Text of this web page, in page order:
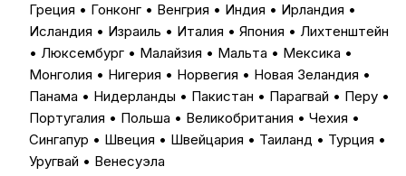
Греция • Гонконг • Венгрия • Индия • Ирландия •
Исландия • Израиль • Италия • Япония • Лихтенштейн
• Люксембург • Малайзия • Мальта • Мексика •
Монголия • Нигерия • Норвегия • Новая Зеландия •
Панама • Нидерланды • Пакистан • Парагвай • Перу •
Португалия • Польша • Великобритания • Чехия •
Сингапур • Швеция • Швейцария • Таиланд • Турция •
Уругвай • Венесуэла